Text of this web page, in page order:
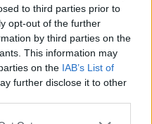
to third parties prior to
opt-out of the further
by third parties on the
This information may
on the IAB’s List of
further disclose it to other
Non
da